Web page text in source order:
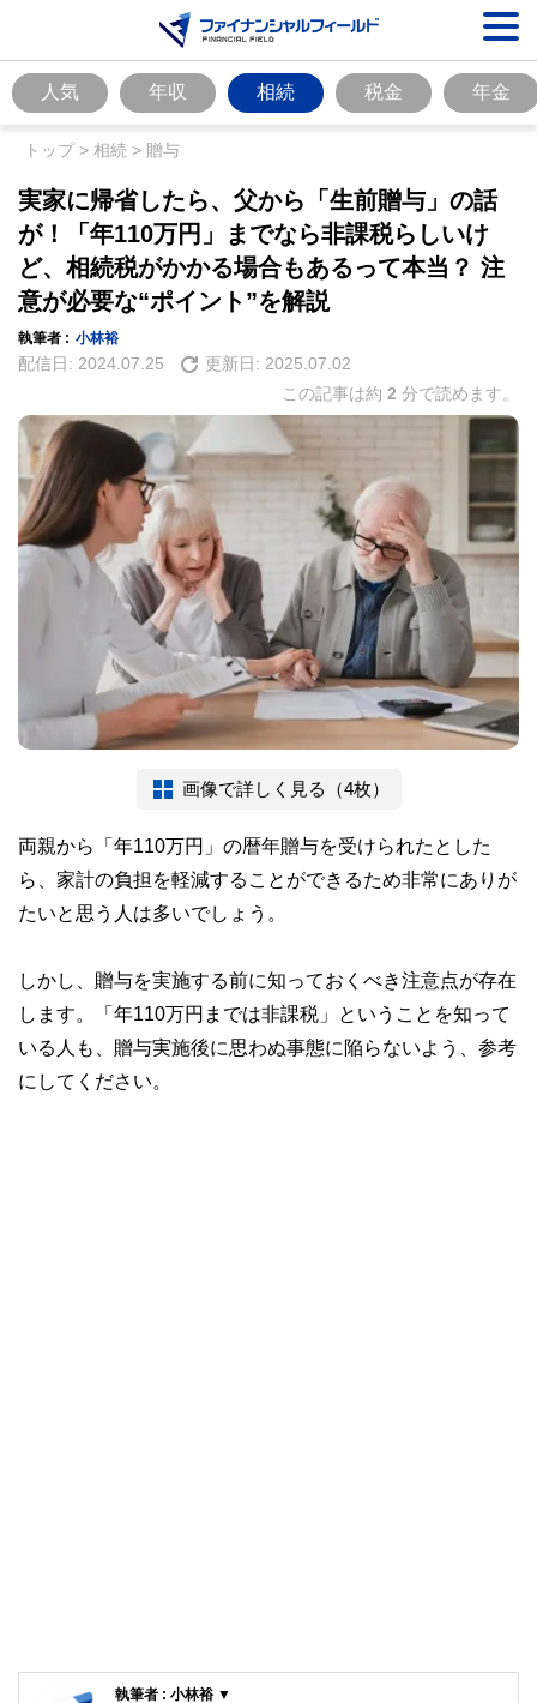
人気 年収 相続 税金 年金
トップ> 相続 > 贈与
実家に帰省したら、父から「生前贈与」の話
が！「年110万円」までなら非課税らしいけ
ど、相続税がかかる場合もあるって本当？ 注
意が必要な“ポイント”を解説
執筆者 : 小林裕
配信日: 2024.07.25 更新日: 2025.07.02
この記事は約 2 分で読めます。
画像で詳しく見る（4枚）
両親から「年110万円」の暦年贈与を受けられたとした
ら、家計の負担を軽減することができるため非常にありが
たいと思う人は多いでしょう。
しかし、贈与を実施する前に知っておくべき注意点が存在
します。「年110万円までは非課税」ということを知って
いる人も、贈与実施後に思わぬ事態に陥らないよう、参考
にしてください。
執筆者 : 小林裕 ▼